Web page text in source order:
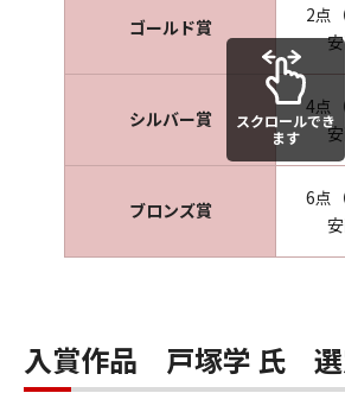
ゴールド賞
2点
シルバー賞
4点
ブロンズ賞
6点
スクロールでき
ます
入賞作品 戸塚学 氏